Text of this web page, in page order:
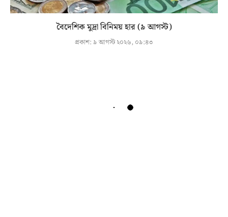
বৈদেশিক মুদ্রা বিনিময় হার (৯ আগস্ট)
প্রকাশ: ৯ আগস্ট ২০২৬, ০৯:৪৩